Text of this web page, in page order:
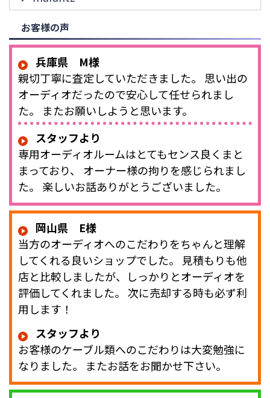
お客様の声
兵庫県 M様
親切丁寧に査定していただきました。 思い出の
オーディオだったので安心して任せられまし
た。 またお願いしようと思います。
スタッフより
専用オーディオルームはとてもセンス良くまと
まっており、 オーナー様の拘りを感じられまし
た。 楽しいお話ありがとうございました。
岡山県 E様
当方のオーディオへのこだわりをちゃんと理解
してくれる良いショップでした。 見積もりも他
店と比較しましたが、しっかりとオーディオを
評価してくれました。 次に売却する時も必ず利
用します！
スタッフより
お客様のケーブル類へのこだわりは大変勉強に
なりました。 またお話をお聞かせ下さい。